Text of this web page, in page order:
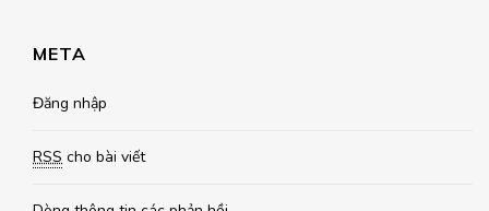
META
Đăng nhập
RSS cho bài viết